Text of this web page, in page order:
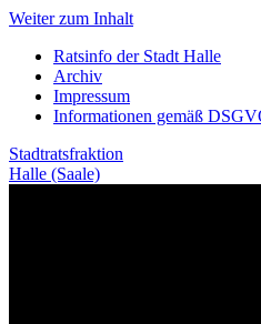
Weiter zum Inhalt
Ratsinfo der Stadt Halle
Archiv
Impressum
Informationen gemäß
Stadtratsfraktion
Halle (Saale)